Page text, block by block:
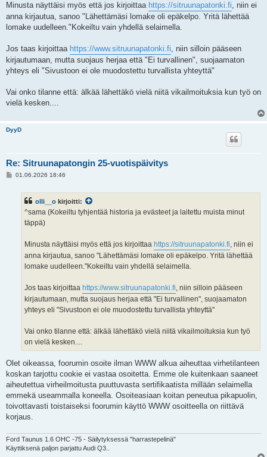
Minusta näyttäisi myös että jos kirjoittaa https://sitruunapatonki.fi, niin ei
anna kirjautua, sanoo "Lähettämäsi lomake oli epäkelpo. Yritä lähettää
lomake uudelleen."Kokeiltu vain yhdellä selaimella.
Jos taas kirjoittaa https://www.sitruunapatonki.fi, niin silloin pääseen
kirjautumaan, mutta suojaus herjaa että "Ei turvallinen", suojaamaton
yhteys eli "Sivustoon ei ole muodostettu turvallista yhteyttä"
Vai onko tilanne että: älkää lähettäkö vielä niitä vikailmoituksia kun työ on
vielä kesken....
DyyD
Re: Sitruunapatongin 25-vuotispäivitys
V01.06.2026 18:46
olli__o kirjoitti:
^sama (Kokeiltu tyhjentää historia ja evästeet ja laitettu muista minut
täppä)
Minusta näyttäisi myös että jos kirjoittaa https://sitruunapatonki.fi, niin ei
anna kirjautua, sanoo "Lähettämäsi lomake oli epäkelpo. Yritä lähettää
lomake uudelleen."Kokeiltu vain yhdellä selaimella.
Jos taas kirjoittaa https://www.sitruunapatonki.fi, niin silloin pääseen
kirjautumaan, mutta suojaus herjaa että "Ei turvallinen", suojaamaton
yhteys eli "Sivustoon ei ole muodostettu turvallista yhteyttä"
Vai onko tilanne että: älkää lähettäkö vielä niitä vikailmoituksia kun työ
on vielä kesken....
Olet oikeassa, foorumin osoite ilman WWW alkua aiheuttaa virhetilanteen
koskan tarjottu cookie ei vastaa osoitetta. Emme ole kuitenkaan saaneet
aiheutettua virheilmoitusta puuttuvasta sertifikaatista millään selaimella
emmekä useammalla koneella. Osoiteasiaan koitan peneutua pikapuolin,
toivottavasti toistaiseksi foorumin käyttö WWW osoitteella on riittävä
korjaus.
Ford Taunus 1.6 OHC -75 - Säilytyksessä "harrastepelinä"
Käyttiksenä paljon parjattu Audi Q3..